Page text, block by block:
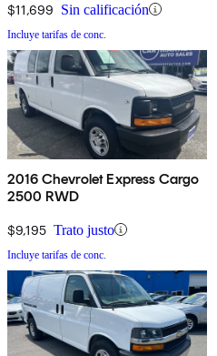
$11,699 Sin calificación
Incluye tarifas de conc.
2016 Chevrolet Express Cargo
2500 RWD
$9,195 Trato justo
Incluye tarifas de conc.